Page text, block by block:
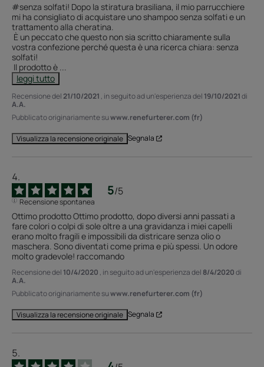
#senza solfati! Dopo la stiratura brasiliana, il mio parrucchiere
mi ha consigliato di acquistare uno shampoo senza solfati e un
trattamento alla cheratina.
vostra confezione perché questa è una ricerca chiara: senza
solfati!
Il prodotto è ...
leggi tutto
Recensione del21/10/2021 , in seguito ad un'esperienza del 19/10/2021di
A.A.
Pubblicato originariamente suwww.renefurterer.com (fr)
Visualizza la recensione originale Segnala
5/5
Recensione spontanea
Ottimo prodotto Ottimo prodotto, dopo diversi anni passati a
fare colori o colpi di sole oltre a una gravidanza i miei capelli
erano molto fragili e impossibili da districare senza olio o
maschera. Sono diventati come prima e più spessi. Un odore
molto gradevole! raccomando
Recensione del 10/4/2020 , in seguito ad un'esperienza del 8/4/2020di
A.A.
Pubblicato originariamente suwww.renefurterer.com (fr)
Visualizza la recensione originale Segnala